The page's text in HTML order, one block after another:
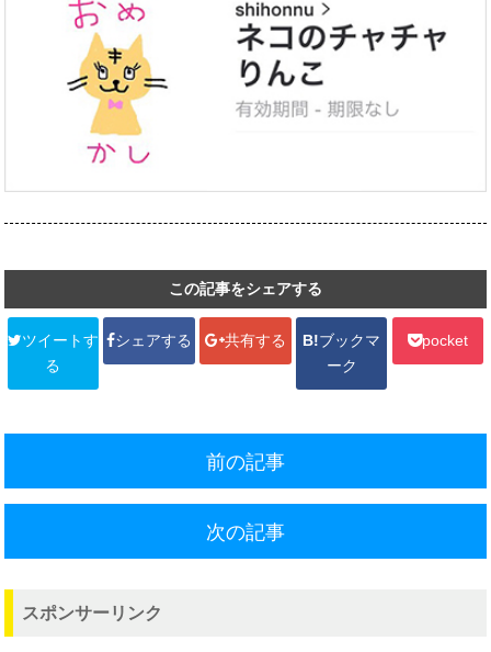
この記事をシェアする
ツイートす
る
シェアする 共有する B!ブックマ
ーク
pocket
前の記事
次の記事
スポンサーリンク